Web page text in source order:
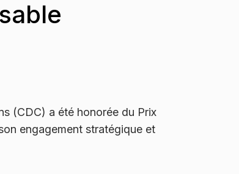
(CDC) a été honorée du Prix
engagement stratégique et